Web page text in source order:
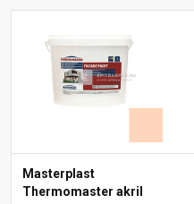
Masterplast
Thermomaster akril